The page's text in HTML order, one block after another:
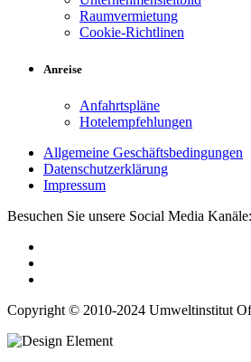
Raumvermietung
Cookie-Richtlinen
Anreise
Anfahrtspläne
Hotelempfehlungen
Allgemeine Geschäftsbedingungen
Datenschutzerklärung
Impressum
Besuchen Sie unsere Social Media Kanäle:
Copyright © 2010-2024 Umweltinstitut